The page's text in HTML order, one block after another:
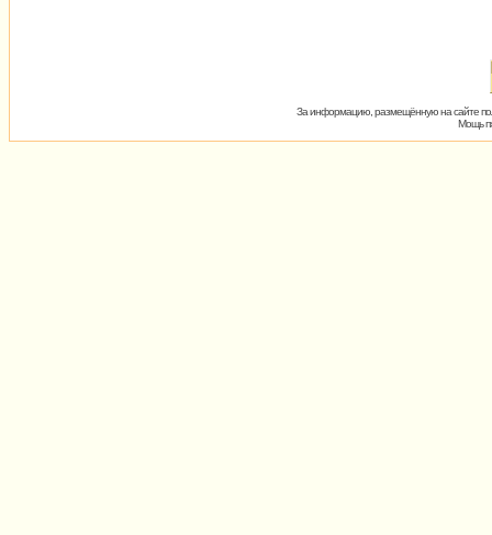
За информацию, размещённую на сайте
Мощь